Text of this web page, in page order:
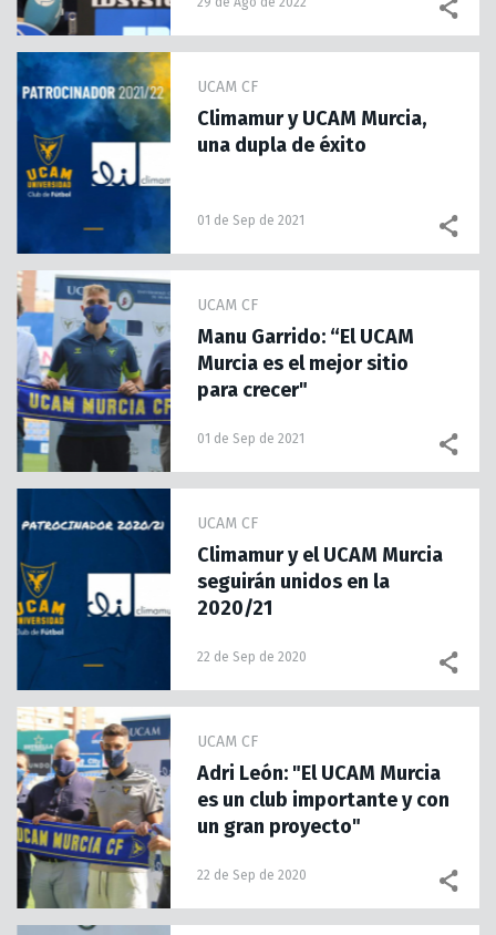
UCAM CF
Climamur y UCAM Murcia,
una dupla de éxito
01 de Sep de 2021
UCAM CF
Manu Garrido: “El UCAM
Murcia es el mejor sitio
para crecer"
01 de Sep de 2021
UCAM CF
Climamur y el UCAM Murcia
seguirán unidos en la
2020/21
22 de Sep de 2020
UCAM CF
Adri León: "El UCAM Murcia
es un club importante y con
un gran proyecto"
22 de Sep de 2020